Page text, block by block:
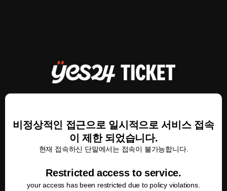
비정상적인 접근으로 일시적으로 서비스 접속
이 제한 되었습니다.
현재 접속하신 단말에서는 접속이 불가능합니다.
Restricted access to service.
your access has been restricted due to policy violations.